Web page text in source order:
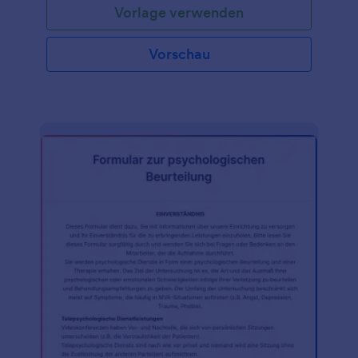
durchgeführt wird. Die Einholung der Zustimmung
des Patienten vor einer medizinischen Behandlung
ist von entscheidender Bedeutung, da sie die
persönlichen Rechte des Patienten betrifft. Die
verstehen, einschließlich der Risiken, der Belastung
und des erwarteten Nutzens der geplanten
informiert zu werden, bevor eine Behandlung
durchgeführt wird. Sie haben das Recht, jede
Behandlung zu akzeptieren oder abzulehnen. Mit
dieser Vorlage für ein medizinisches
Einwilligungsformular können Einrichtungen des
Gesundheitswesens und Ärzte sofort ein eigenes
Dokument zur medizinischen Einwilligung erstellen,
das sie von ihren Patienten erhalten können. Mit
diesem Formular können die Benutzer das Formular
Vorlage verwenden
Vorschau